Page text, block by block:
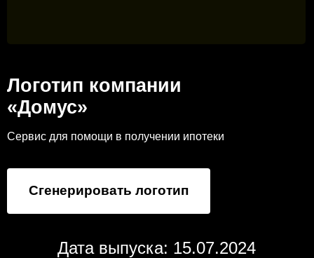
Логотип компании
«Домус»
Сервис для помощи в получении ипотеки
Сгенерировать логотип
Дата выпуска: 15.07.2024